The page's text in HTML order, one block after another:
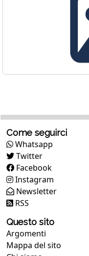
Come seguirci
Whatsapp
Twitter
Facebook
Instagram
Newsletter
RSS
Questo sito
Argomenti
Mappa del sito